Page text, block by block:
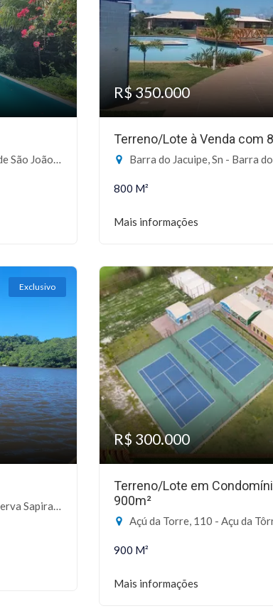
João-BA
R$ 350.000
Terreno/Lote à Venda com
Barra do Jacuipe, Sn - Barra do
800 M²
Mais informações
Exclusivo
de São João-BA
R$ 300.000
Terreno/Lote em
900m²
Açú da Torre, 110 - Açu da
900 M²
Mais informações